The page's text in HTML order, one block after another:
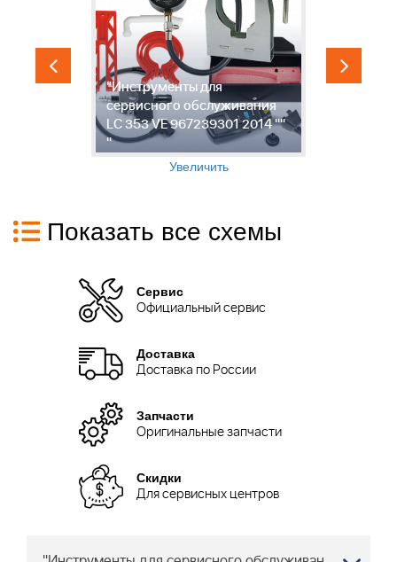
"Инструменты для
сервисного обслуживания
LC 353 VE 967239301 2014 ""
"
Увеличить
Показать все схемы
Сервис
Официальный сервис
Доставка
Доставка по России
Запчасти
Оригинальные запчасти
Скидки
Для сервисных центров